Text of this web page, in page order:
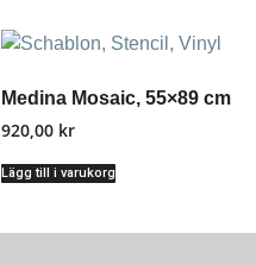
Medina Mosaic, 55×89 cm
920,00 kr
Lägg till i varukorg